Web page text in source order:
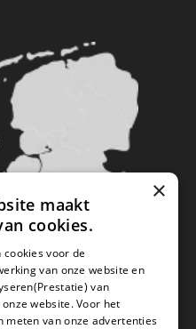
×
maakt
cookies.
voor de
van onze website en
van
website. Voor het
meten van onze advertenties